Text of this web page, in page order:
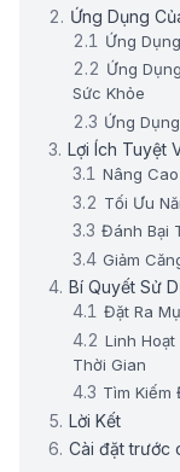
Ứng Dụng
Ứng
Ứng
Sức Khỏe
Ứng
Lợi Ích Tuyệt
Nâng
Tối Ưu
Đánh Bại
Giảm
Bí Quyết Sử
Đặt Ra
Linh
Thời Gian
Tìm Kiếm
Lời Kết
Cài đặt trước